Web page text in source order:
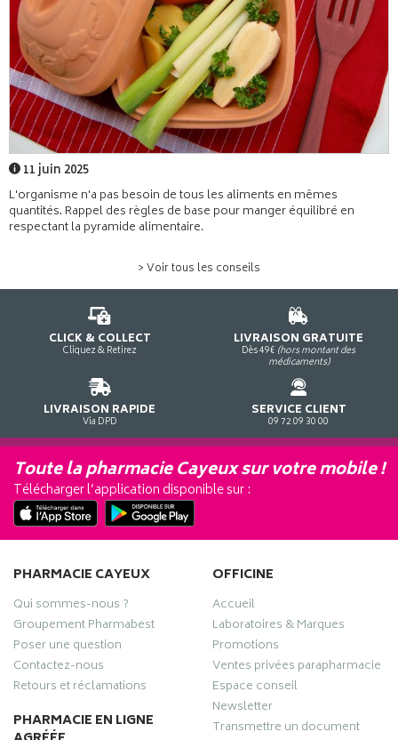
11 juin 2025
L'organisme n'a pas besoin de tous les aliments en mêmes
quantités. Rappel des règles de base pour manger équilibré en
respectant la pyramide alimentaire.
> Voir tous les conseils
CLICK & COLLECT
Cliquez & Retirez
LIVRAISON GRATUITE
Dès 49€ (hors montant des
médicaments)
LIVRAISON RAPIDE
Via DPD
SERVICE CLIENT
09 72 09 30 00
Toute la pharmacie Cayeux sur votre mobile !
Télécharger l’application disponible sur :
PHARMACIE CAYEUX
Qui sommes-nous ?
Groupement Pharmabest
Poser une question
Contactez-nous
Retours et réclamations
PHARMACIE EN LIGNE
OFFICINE
Accueil
Laboratoires & Marques
Promotions
Ventes privées parapharmacie
Espace conseil
Newsletter
Transmettre un document